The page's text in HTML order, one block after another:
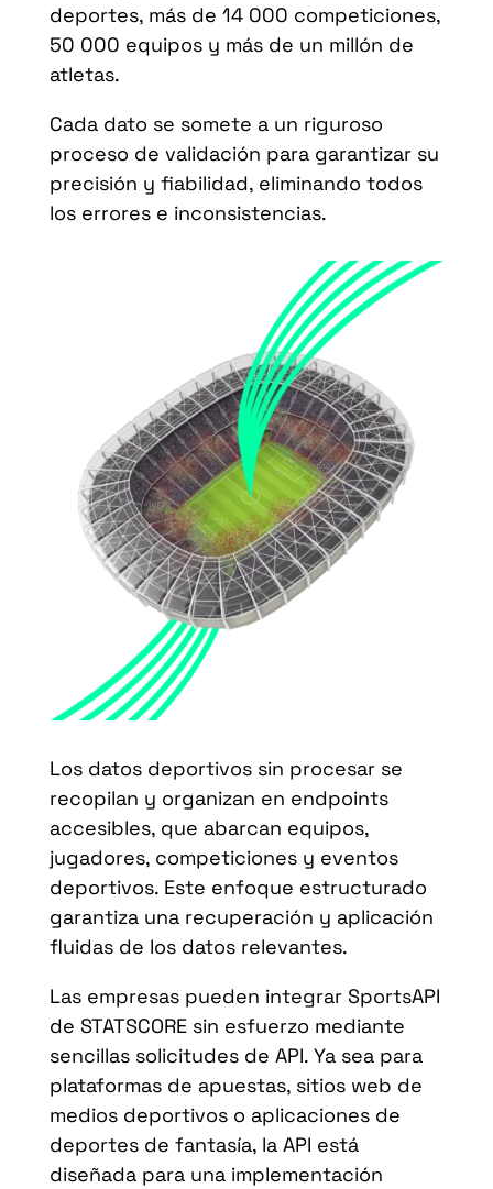
deportes, más de 14 000 competiciones,
50 000 equipos y más de un millón de
atletas.
Cada dato se somete a un riguroso
proceso de validación para garantizar su
precisión y fiabilidad, eliminando todos
los errores e inconsistencias.
Los datos deportivos sin procesar se
recopilan y organizan en endpoints
accesibles, que abarcan equipos,
jugadores, competiciones y eventos
deportivos. Este enfoque estructurado
garantiza una recuperación y aplicación
fluidas de los datos relevantes.
Las empresas pueden integrar SportsAPI
de STATSCORE sin esfuerzo mediante
sencillas solicitudes de API. Ya sea para
plataformas de apuestas, sitios web de
medios deportivos o aplicaciones de
deportes de fantasía, la API está
diseñada para una implementación